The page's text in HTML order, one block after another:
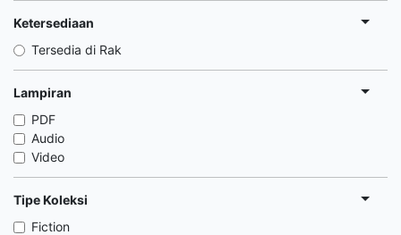
Ketersediaan
Tersedia di Rak
Lampiran
PDF
Audio
Video
Tipe Koleksi
Fiction